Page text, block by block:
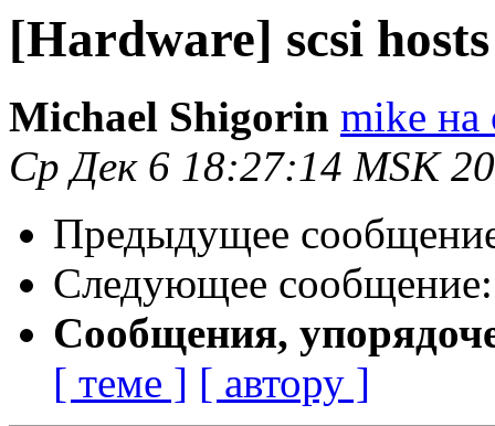
[Hardware] scsi
Michael Shigorin mike на
Ср Дек 6 18:27:14 MSK
Предыдущее
Следующее
Сообщения,
[ теме ] [ автору ]